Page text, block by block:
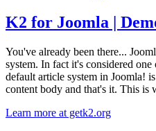
K2 for Joomla |
You've already been there...
system. In fact it's considered
default article system in Joomla!
content body and that's it. This is
Learn more at getk2.org